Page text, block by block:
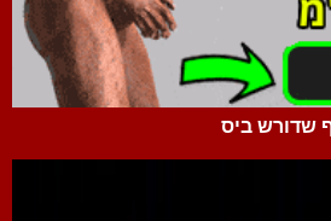
שדורש ביס